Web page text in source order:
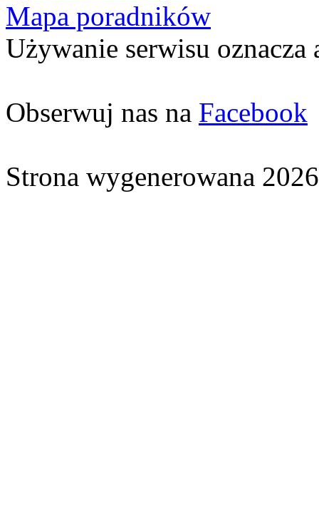
Mapa poradników
Używanie serwisu oznacza
Obserwuj nas na Facebook
Strona wygenerowana